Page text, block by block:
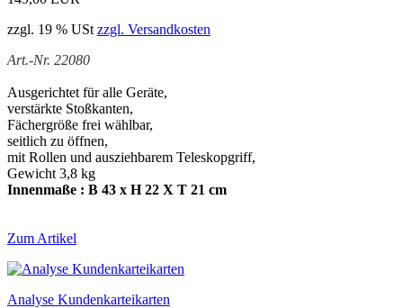
zzgl. 19 % USt zzgl. Versandkosten
Art.-Nr. 22080
Ausgerichtet für alle Geräte,
verstärkte Stoßkanten,
Fächergröße frei wählbar,
seitlich zu öffnen,
mit Rollen und ausziehbarem Teleskopgriff,
Gewicht 3,8 kg
Innenmaße : B 43 x H 22 X T 21 cm
Zum Artikel
Analyse Kundenkarteikarten